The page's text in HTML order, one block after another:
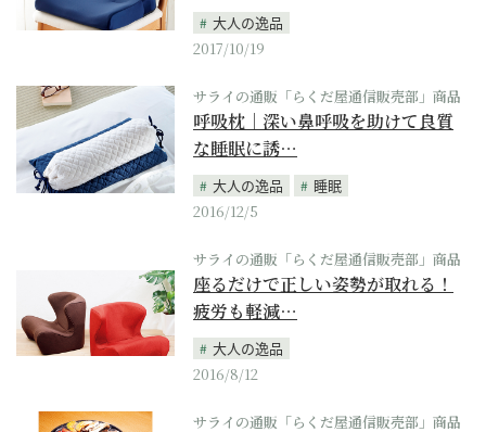
大人の逸品
2017/10/19
サライの通販「らくだ屋通信販売部」商品
呼吸枕｜深い鼻呼吸を助けて良質
な睡眠に誘…
大人の逸品
睡眠
2016/12/5
サライの通販「らくだ屋通信販売部」商品
座るだけで正しい姿勢が取れる！
疲労も軽減…
大人の逸品
2016/8/12
サライの通販「らくだ屋通信販売部」商品